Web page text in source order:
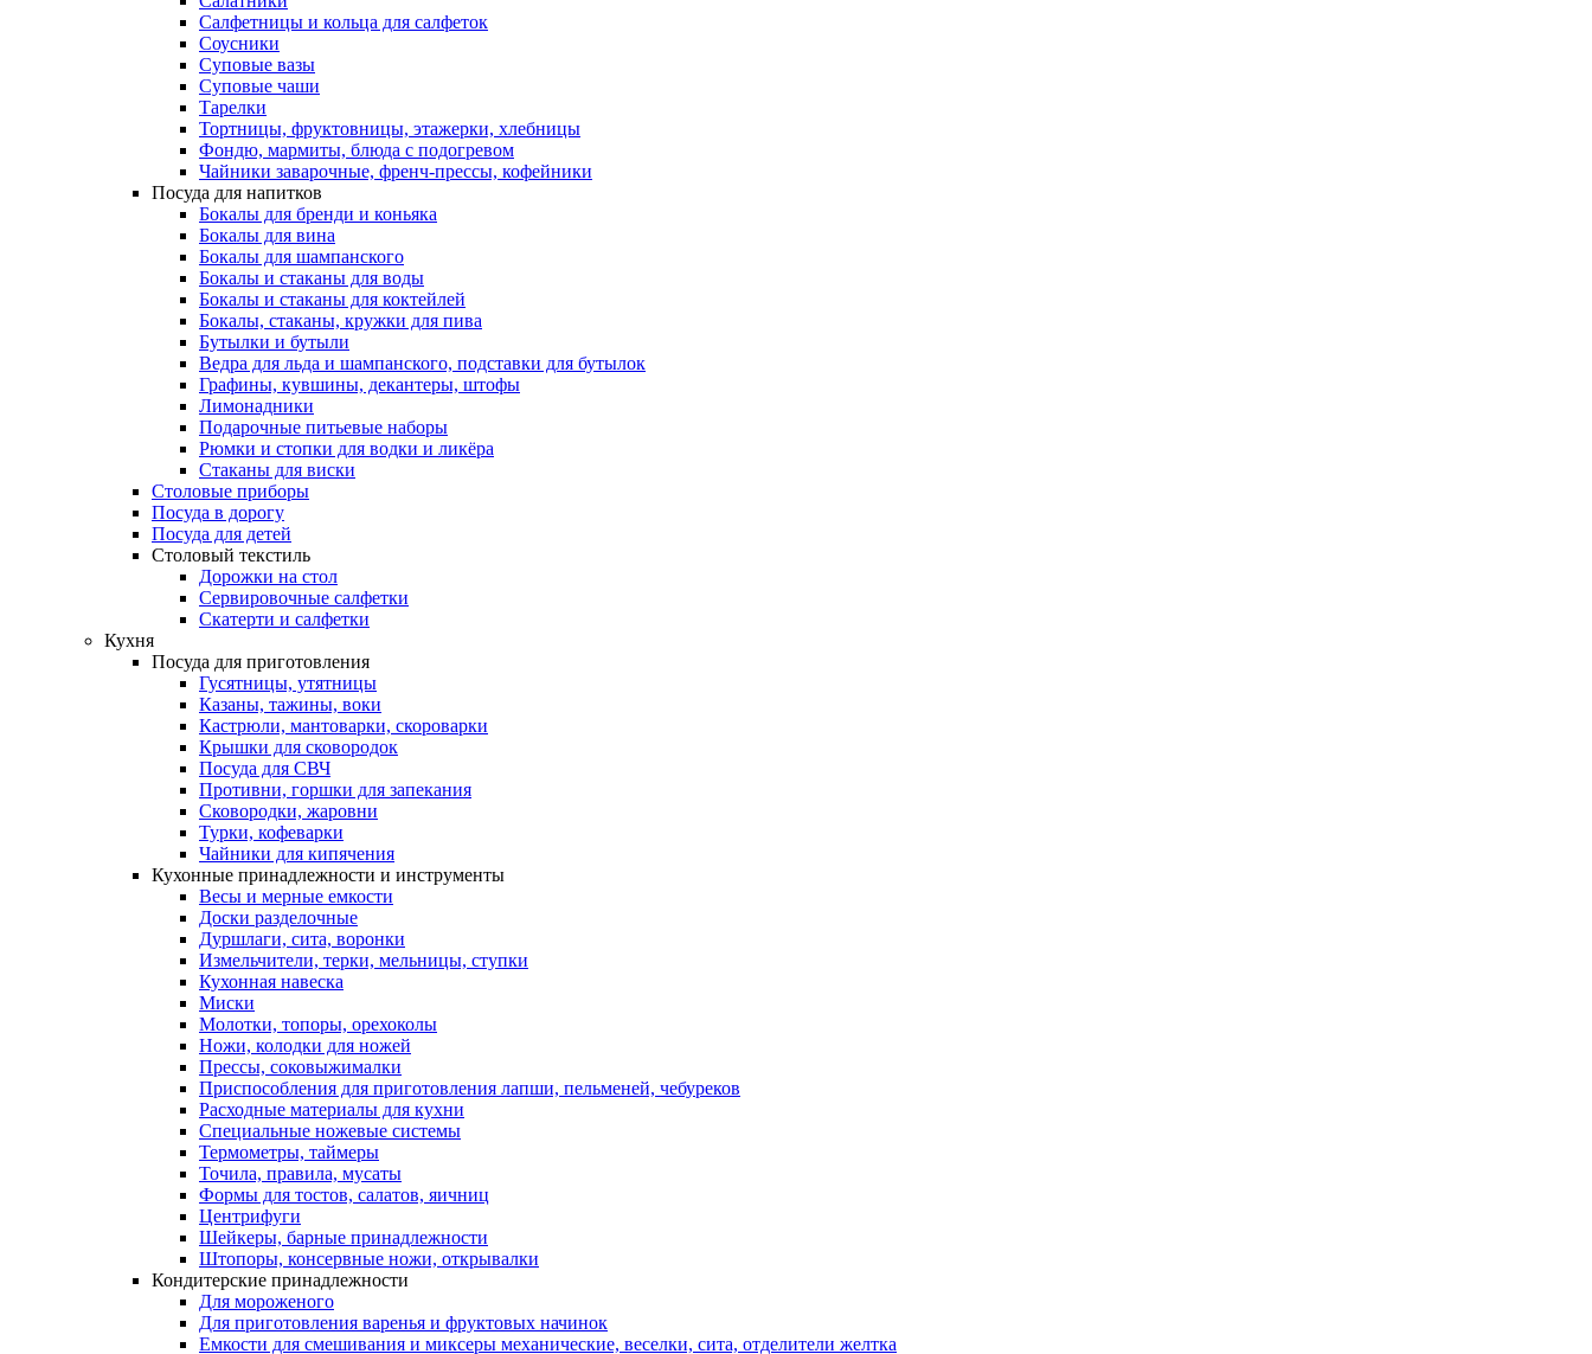
Салфетницы и кольца для салфеток
Соусники
Суповые вазы
Суповые чаши
Тарелки
Тортницы, фруктовницы, этажерки, хлебницы
Фондю, мармиты, блюда с подогревом
Чайники заварочные, френч-прессы, кофейники
Посуда для напитков
Бокалы для бренди и коньяка
Бокалы для вина
Бокалы для шампанского
Бокалы и стаканы для воды
Бокалы и стаканы для коктейлей
Бокалы, стаканы, кружки для пива
Бутылки и бутыли
Ведра для льда и шампанского, подставки для бутылок
Графины, кувшины, декантеры, штофы
Лимонадники
Подарочные питьевые наборы
Рюмки и стопки для водки и ликёра
Стаканы для виски
Столовые приборы
Посуда в дорогу
Посуда для детей
Столовый текстиль
Дорожки на стол
Сервировочные салфетки
Скатерти и салфетки
Кухня
Посуда для приготовления
Гусятницы, утятницы
Казаны, тажины, воки
Кастрюли, мантоварки, скороварки
Крышки для сковородок
Посуда для СВЧ
Противни, горшки для запекания
Сковородки, жаровни
Турки, кофеварки
Чайники для кипячения
Кухонные принадлежности и инструменты
Весы и мерные емкости
Доски разделочные
Дуршлаги, сита, воронки
Измельчители, терки, мельницы, ступки
Кухонная навеска
Миски
Молотки, топоры, орехоколы
Ножи, колодки для ножей
Прессы, соковыжималки
Приспособления для приготовления лапши, пельменей, чебуреков
Расходные материалы для кухни
Специальные ножевые системы
Термометры, таймеры
Точила, правила, мусаты
Формы для тостов, салатов, яичниц
Центрифуги
Шейкеры, барные принадлежности
Штопоры, консервные ножи, открывалки
Кондитерские принадлежности
Для мороженого
Для приготовления варенья и фруктовых начинок
Емкости для смешивания и миксеры механические, веселки, сита, отделители желтка